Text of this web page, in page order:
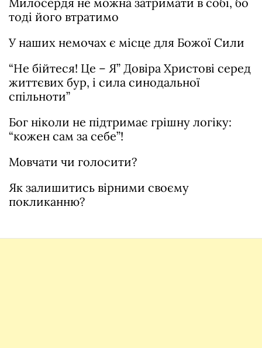
тоді його втратимо
У наших немочах є місце для Божої Сили
“Не бійтеся! Це – Я” Довіра Христові серед
життєвих бур, і сила синодальної
спільноти”
Бог ніколи не підтримає грішну логіку:
“кожен сам за себе”!
Мовчати чи голосити?
Як залишитись вірними своєму
покликанню?